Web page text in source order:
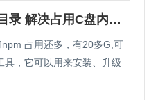
npm、pnpm、yarn 清理缓存，更改缓存目录 解决占用C盘内存爆红。
占用还多，有20多G,可